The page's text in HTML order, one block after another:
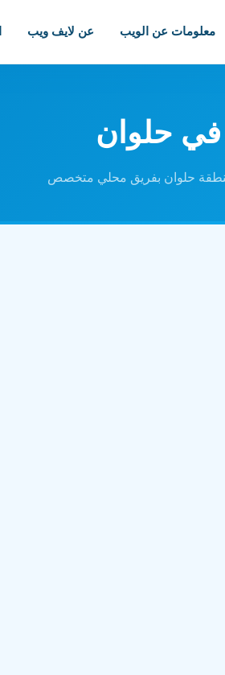
معلومات عن الويب عن لايف ويب
في حلوان
حلوان بفريق محلي متخصص